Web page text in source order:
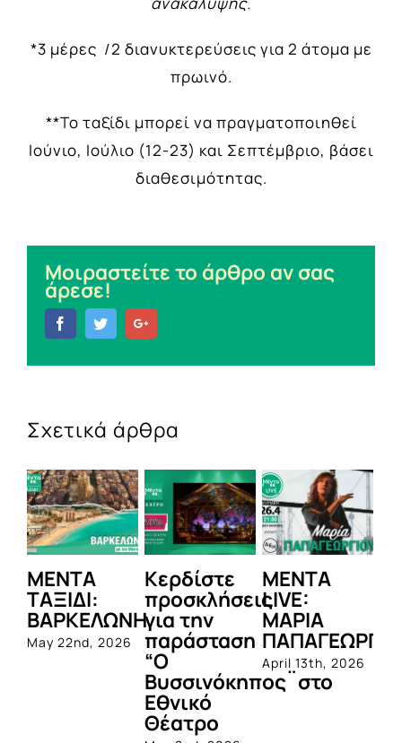
*3 μέρες /2 διανυκτερεύσεις για 2 άτομα με
πρωινό.
**Το ταξίδι μπορεί να πραγματοποιηθεί
Ιούνιο, Ιούλιο (12-23) και Σεπτέμβριο, βάσει
διαθεσιμότητας.
Μοιραστείτε το άρθρο αν σας
άρεσε!
FacebookTwitter
Σχετικά άρθρα
ΜΕΝΤΑ
ΤΑΞΙΔΙ:
ΒΑΡΚΕΛΩΝΗ
May 22nd, 2026
Κερδίστε
προσκλήσεις
για την
παράσταση
“Ο
Βυσσινόκηπος¨στο
Εθνικό
Θέατρο
MENTA
LIVE:
ΜΑΡΙΑ
April 13th, 2026